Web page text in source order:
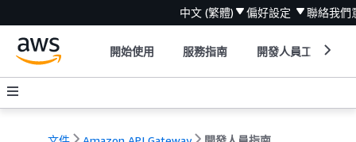
中文 (繁體) 偏好設定 聯絡我們
開始使用 服務指南 開發人員工具